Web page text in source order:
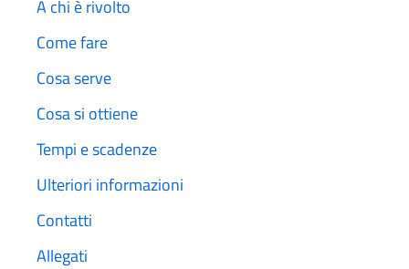
A chi è rivolto
Come fare
Cosa serve
Cosa si ottiene
Tempi e scadenze
Ulteriori informazioni
Contatti
Allegati